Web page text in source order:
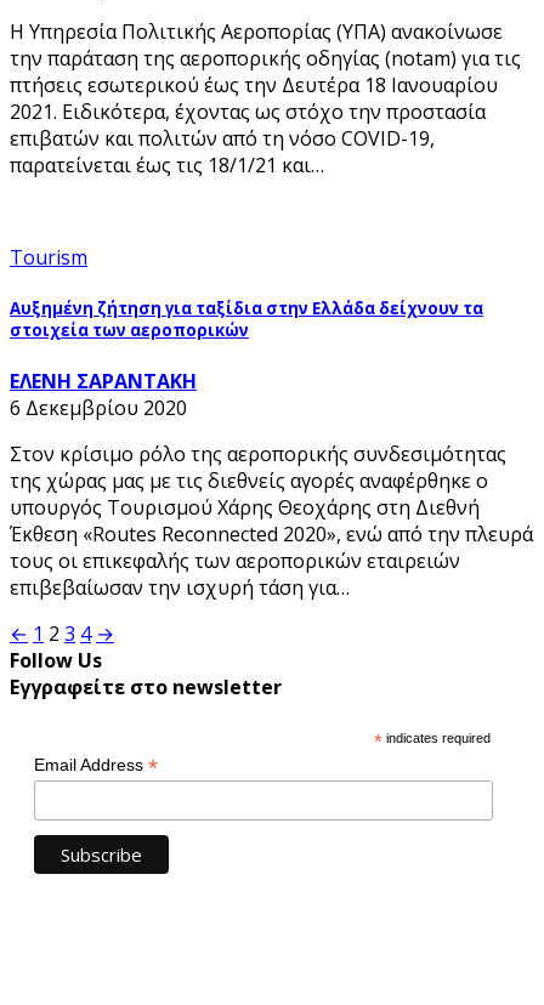
Η Υπηρεσία Πολιτικής Αεροπορίας (ΥΠΑ) ανακοίνωσε
την παράταση της αεροπορικής οδηγίας (notam) για τις
πτήσεις εσωτερικού έως την Δευτέρα 18 Ιανουαρίου
2021. Ειδικότερα, έχοντας ως στόχο την προστασία
επιβατών και πολιτών από τη νόσο COVID-19,
παρατείνεται έως τις 18/1/21 και…
Tourism
Αυξημένη ζήτηση για ταξίδια στην Ελλάδα δείχνουν τα
στοιχεία των αεροπορικών
ΕΛΕΝΗ ΣΑΡΑΝΤΑΚΗ
6 Δεκεμβρίου 2020
Στον κρίσιμο ρόλο της αεροπορικής συνδεσιμότητας
της χώρας μας με τις διεθνείς αγορές αναφέρθηκε ο
υπουργός Τουρισμού Χάρης Θεοχάρης στη Διεθνή
Έκθεση «Routes Reconnected 2020», ενώ από την πλευρά
τους οι επικεφαλής των αεροπορικών εταιρειών
επιβεβαίωσαν την ισχυρή τάση για…
Σελιδοποίηση
άρθρων
← 1 2 3 4 →
Follow Us
Εγγραφείτε στο newsletter
* indicates required
Email Address *